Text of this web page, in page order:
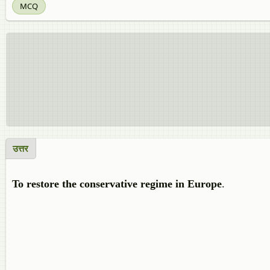
MCQ
उत्तर
To restore the conservative regime in Europe.